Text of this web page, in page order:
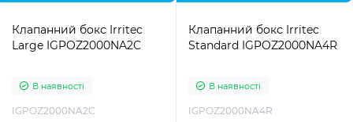
Клапанний бокс Irritec
Large IGPOZ2000NA2C
В наявності
IGPOZ2000NA2C
Клапанний бокс Irritec
Standard IGPOZ2000NA4R
В наявності
IGPOZ2000NA4R